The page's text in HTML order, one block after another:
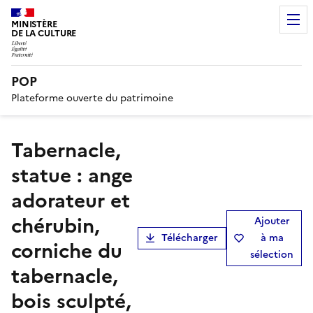
MINISTÈRE
DE LA CULTURE
POP
Plateforme ouverte du patrimoine
Tabernacle,
statue : ange
adorateur et
chérubin,
corniche du
tabernacle,
bois sculpté,
Télécharger
Ajouter
à ma
sélection